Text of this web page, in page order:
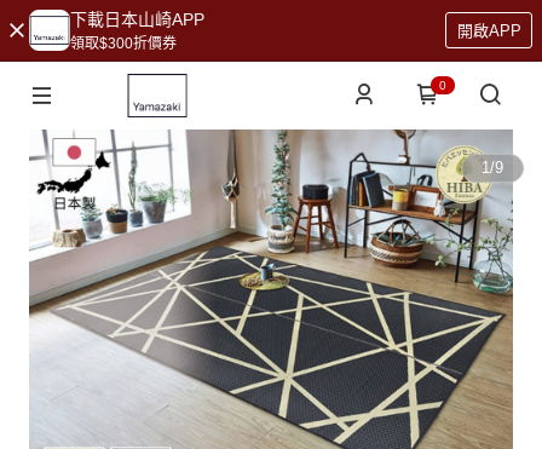
下載日本山崎APP
領取$300折價券
開啟APP
0
1/9